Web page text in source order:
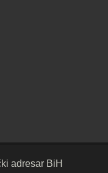
adresar BiH